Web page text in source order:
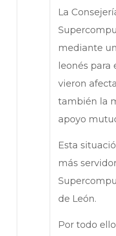
La
mediante
leonés
vieron
también la
apoyo
Esta
más
de León.
Por todo